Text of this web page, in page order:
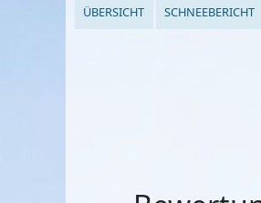
ÜBERSICHT SCHNEEBERICHT